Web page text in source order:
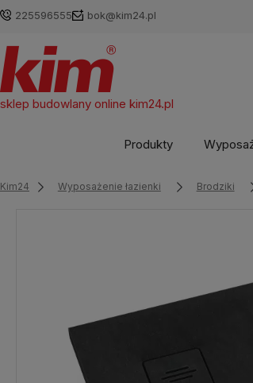
225596555 bok@kim24.pl
sklep budowlany online kim24.pl
Produkty
Kim24 Wyposażenie łazienki Brodziki